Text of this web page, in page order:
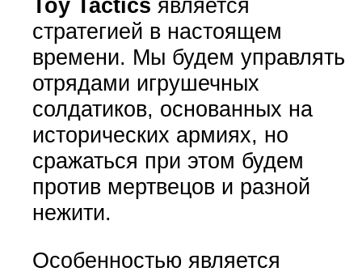
Toy Tactics является
стратегией в настоящем
времени. Мы будем управлять
отрядами игрушечных
солдатиков, основанных на
исторических армиях, но
сражаться при этом будем
против мертвецов и разной
нежити.
Особенностью является